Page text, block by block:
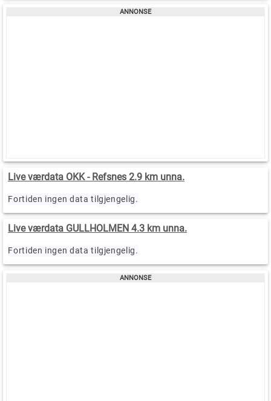
Live værdata OKK - Refsnes 2.9 km unna.
Fortiden ingen data tilgjengelig.
Live værdata GULLHOLMEN 4.3 km unna.
Fortiden ingen data tilgjengelig.